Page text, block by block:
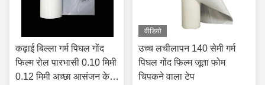
कढ़ाई बिल्ला गर्म पिघल गोंद
फिल्म रोल पारभासी 0.10 मिमी
0.12 मिमी अच्छा आसंजन के
वीडियो
उच्च लचीलापन 140 सेमी गर्म
पिघल गोंद फिल्म जूता फोम
चिपकने वाला टेप